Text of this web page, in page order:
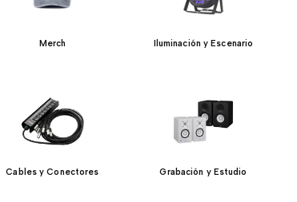
Merch Iluminación y Escenario
Cables y Conectores Grabación y Estudio